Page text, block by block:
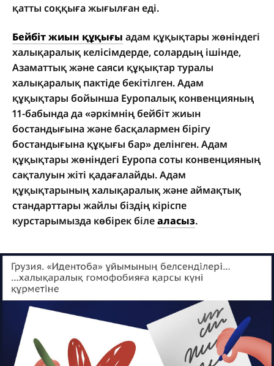
қатты соққыға жығылған еді.
Бейбіт жиын құқығы адам құқықтары жөніндегі
халықаралық келісімдерде, солардың ішінде,
Азаматтық және саяси құқықтар туралы
халықаралық пактіде бекітілген. Адам
құқықтары бойынша Еуропалық конвенцияның
11-бабында да «әркімнің бейбіт жиын
бостандығына және басқалармен бірігу
бостандығына құқығы бар» делінген. Адам
құқықтары жөніндегі Еуропа соты конвенцияның
сақталуын жіті қадағалайды. Адам
құқықтарының халықаралық және аймақтық
стандарттары жайлы біздің кіріспе
курстарымызда көбірек білеаласыз.